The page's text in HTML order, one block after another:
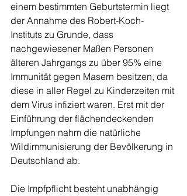
einem bestimmten Geburtstermin liegt
der Annahme des Robert-Koch-
Instituts zu Grunde, dass
nachgewiesener Maßen Personen
älteren Jahrgangs zu über 95% eine
Immunität gegen Masern besitzen, da
diese in aller Regel zu Kinderzeiten mit
dem Virus infiziert waren. Erst mit der
Einführung der flächendeckenden
Impfungen nahm die natürliche
Wildimmunisierung der Bevölkerung in
Deutschland ab.
Die Impfpflicht besteht unabhängig